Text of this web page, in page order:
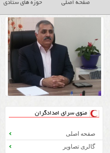
صفحه اصلی حوزه های ستادی
منوی سرای امدادگران
صفحه اصلی
گالری تصاویر